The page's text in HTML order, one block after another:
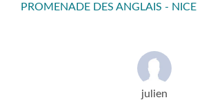
PROMENADE DES ANGLAIS - NICE
julien